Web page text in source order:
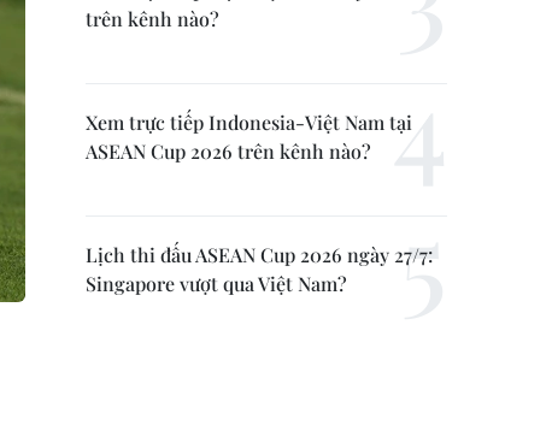
trên kênh nào?
Xem trực tiếp Indonesia-Việt Nam tại
ASEAN Cup 2026 trên kênh nào?
Lịch thi đấu ASEAN Cup 2026 ngày 27/7:
Singapore vượt qua Việt Nam?